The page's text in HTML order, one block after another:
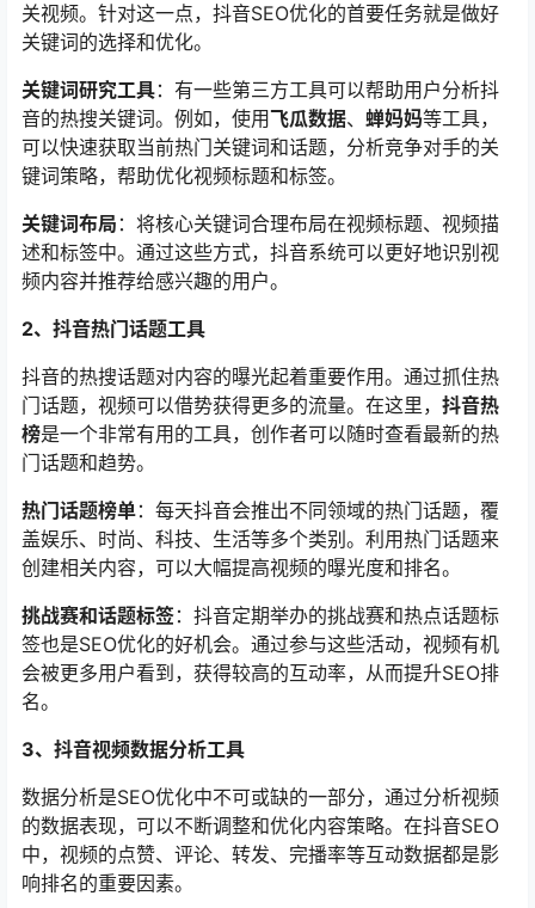
关视频。针对这一点，抖音SEO优化的首要任务就是做好
关键词的选择和优化。
关键词研究工具：有一些第三方工具可以帮助用户分析抖
音的热搜关键词。例如，使用飞瓜数据、 蝉妈妈等工具，
可以快速获取当前热门关键词和话题，分析竞争对手的关
键词策略，帮助优化视频标题和标签。
关键词布局 ：将核心关键词合理布局在视频标题、视频描
述和标签中。通过这些方式，抖音系统可以更好地识别视
频内容并推荐给感兴趣的用户。
2、抖音热门话题工具
抖音的热搜话题对内容的曝光起着重要作用。通过抓住热
门话题，视频可以借势获得更多的流量。在这里， 抖音热
榜是一个非常有用的工具，创作者可以随时查看最新的热
门话题和趋势。
热门话题榜单：每天抖音会推出不同领域的热门话题，覆
盖娱乐、时尚、科技、生活等多个类别。利用热门话题来
创建相关内容，可以大幅提高视频的曝光度和排名。
挑战赛和话题标签：抖音定期举办的挑战赛和热点话题标
签也是SEO优化的好机会。通过参与这些活动，视频有机
会被更多用户看到，获得较高的互动率，从而提升SEO排
名。
3、抖音视频数据分析工具
数据分析是SEO优化中不可或缺的一部分，通过分析视频
的数据表现，可以不断调整和优化内容策略。在抖音SEO
中，视频的点赞、评论、转发、完播率等互动数据都是影
响排名的重要因素。